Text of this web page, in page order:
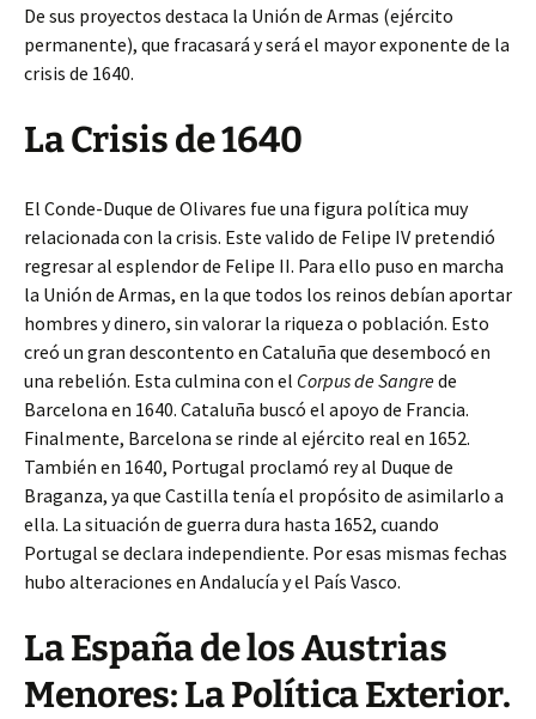
De sus proyectos destaca la Unión de Armas (ejército
permanente), que fracasará y será el mayor exponente de la
crisis de 1640.
La Crisis de 1640
El Conde-Duque de Olivares fue una figura política muy
relacionada con la crisis. Este valido de Felipe IV pretendió
regresar al esplendor de Felipe II. Para ello puso en marcha
la Unión de Armas, en la que todos los reinos debían aportar
hombres y dinero, sin valorar la riqueza o población. Esto
creó un gran descontento en Cataluña que desembocó en
una rebelión. Esta culmina con el Corpus de Sangrede
Barcelona en 1640. Cataluña buscó el apoyo de Francia.
Finalmente, Barcelona se rinde al ejército real en 1652.
También en 1640, Portugal proclamó rey al Duque de
Braganza, ya que Castilla tenía el propósito de asimilarlo a
ella. La situación de guerra dura hasta 1652, cuando
Portugal se declara independiente. Por esas mismas fechas
hubo alteraciones en Andalucía y el País Vasco.
La España de los Austrias
Menores: La Política Exterior.